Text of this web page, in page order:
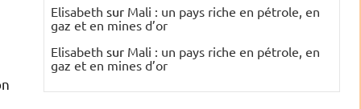
Elisabeth sur Mali : un pays riche en pétrole, en
gaz et en mines d’or
Elisabeth sur Mali : un pays riche en pétrole, en
gaz et en mines d’or